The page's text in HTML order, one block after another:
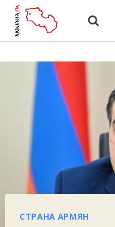
Перейти
СТРАНА АРМЯН